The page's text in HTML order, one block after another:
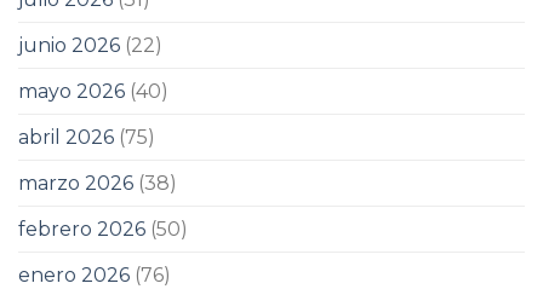
junio 2026 (22)
mayo 2026 (40)
abril 2026 (75)
marzo 2026 (38)
febrero 2026 (50)
enero 2026 (76)